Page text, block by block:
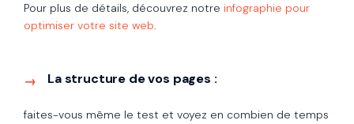
Pour plus de détails, découvrez notre infographie pour
optimiser votre site web.
La structure de vos pages :
faites-vous même le test et voyez en combien de temps